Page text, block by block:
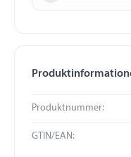
Produktnummer:
GTIN/EAN: